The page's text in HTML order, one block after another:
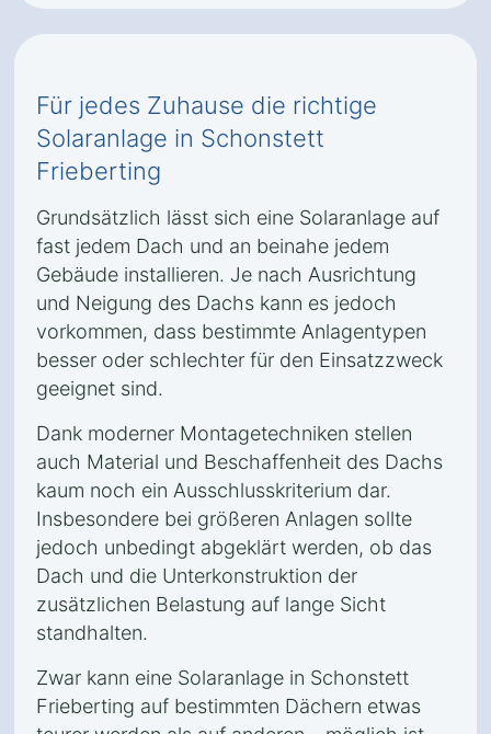
Für jedes Zuhause die richtige
Solaranlage in Schonstett
Frieberting
Grundsätzlich lässt sich eine Solaranlage auf
fast jedem Dach und an beinahe jedem
Gebäude installieren. Je nach Ausrichtung
und Neigung des Dachs kann es jedoch
vorkommen, dass bestimmte Anlagentypen
besser oder schlechter für den Einsatzzweck
geeignet sind.
Dank moderner Montagetechniken stellen
auch Material und Beschaffenheit des Dachs
kaum noch ein Ausschlusskriterium dar.
Insbesondere bei größeren Anlagen sollte
jedoch unbedingt abgeklärt werden, ob das
Dach und die Unterkonstruktion der
zusätzlichen Belastung auf lange Sicht
standhalten.
Zwar kann eine Solaranlage in Schonstett
Frieberting auf bestimmten Dächern etwas